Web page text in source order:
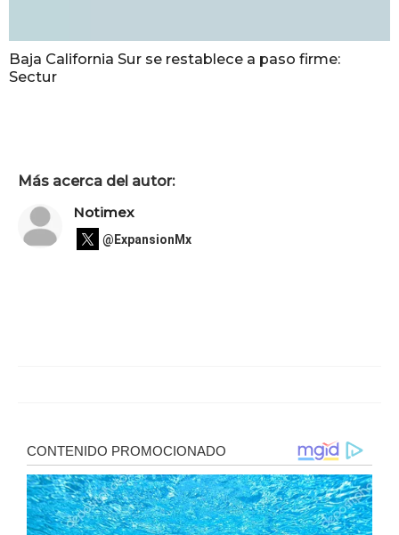
Baja California Sur se restablece a paso firme:
Sectur
Más acerca del autor:
Notimex
@ExpansionMx